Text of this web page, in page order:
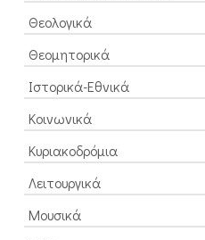
Θεολογικά
Θεομητορικά
Ιστορικά-Εθνικά
Κοινωνικά
Κυριακοδρόμια
Λειτουργικά
Μουσικά